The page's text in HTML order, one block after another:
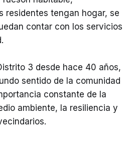
residentes tengan hogar, se
contar con los servicios
3 desde hace 40 años,
sentido de la comunidad
constante de la
ambiente, la resiliencia y